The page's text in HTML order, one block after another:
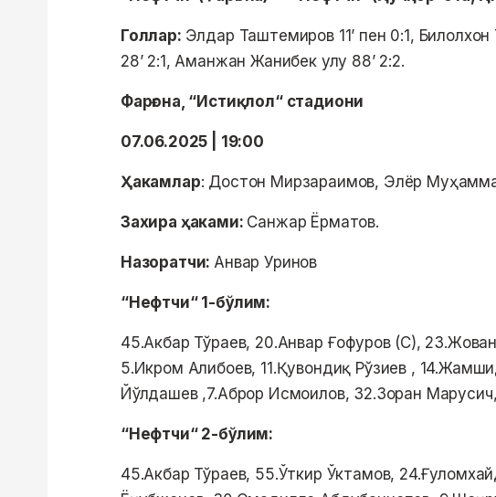
Голлар: Элдар Таштемиров 11ʼ пен 0:1,
28ʼ 2:1, Аманжан Жанибек улу 88ʼ 2:2.
Фарғона, “Истиқлол“ стадиони
07.06.2025 | 19:00
Ҳакамлар: Достон Мирзараимов, Элёр
Захира ҳаками: Санжар Ёрматов.
Назоратчи: Анвар Уринов
“Нефтчи“ 1-бўлим:
45.Акбар Тўраев, 20.Анвар Ғофуров (C),
5.Икром Алибоев, 11.Қувондиқ Рўзиев ,
Йўлдашев ,7.Аброр Исмоилов, 32.Зоран
“Нефтчи“ 2-бўлим:
45.Акбар Тўраев, 55.Ўткир Ўктамов,